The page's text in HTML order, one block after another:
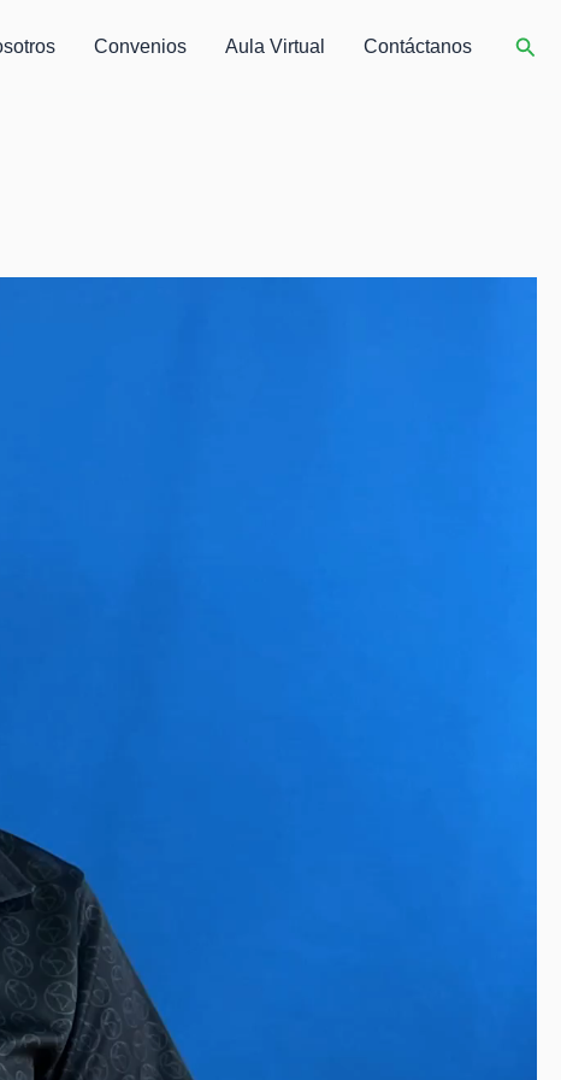
Convenios Aula Virtual Contáctanos